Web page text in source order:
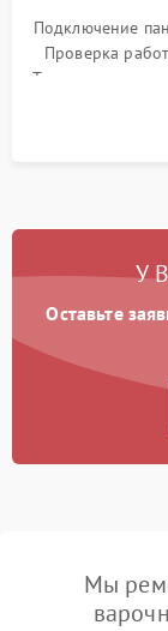
Подключение
Проверка
Тестирование
У
Оставьте
Мы